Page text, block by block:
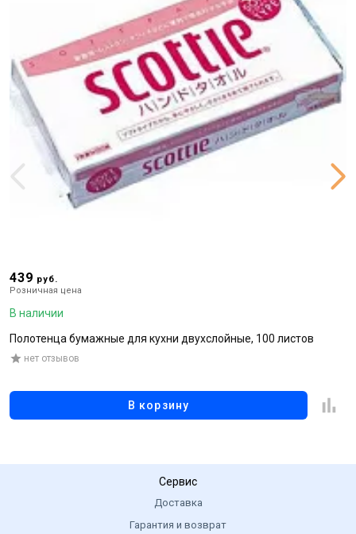
439 руб.
Розничная цена
В наличии
Полотенца бумажные для кухни двухслойные, 100 листов
нет отзывов
В корзину
Сервис
Доставка
Гарантия и возврат